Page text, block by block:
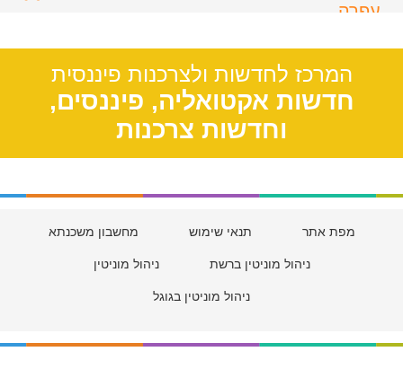
עפרה
המרכז לחדשות ולצרכנות פיננסית
חדשות אקטואליה, פיננסים,
וחדשות צרכנות
מפת אתר תנאי שימוש מחשבון משכנתא
ניהול מוניטין ברשת ניהול מוניטין
ניהול מוניטין בגוגל